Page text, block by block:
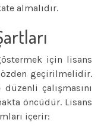
almalıdır.
için lisans
geçirilmelidir.
çalışmasını
öncüdür. Lisans
içerir: